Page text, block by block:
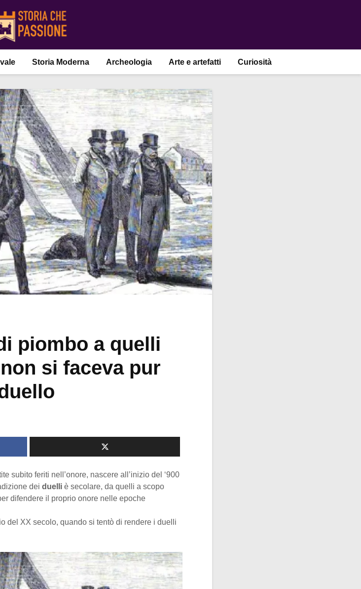
Storia Moderna Archeologia Arte e artefatti Curiosità
piombo a quelli
si faceva pur
subito feriti nell’onore, nascere all’inizio del ‘900
dei duelli è secolare, da quelli a scopo
difendere il proprio onore nelle epoche
del XX secolo, quando si tentò di rendere i duelli